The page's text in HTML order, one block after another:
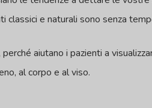
classici e naturali sono senza
aiutano i pazienti a
al corpo e al viso.